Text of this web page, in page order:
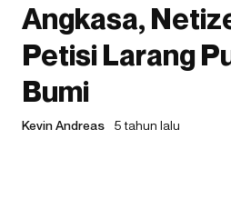
Angkasa,
Petisi Larang
Bumi
Kevin Andreas 5 tahun lalu